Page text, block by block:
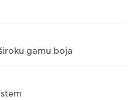
gamu boja